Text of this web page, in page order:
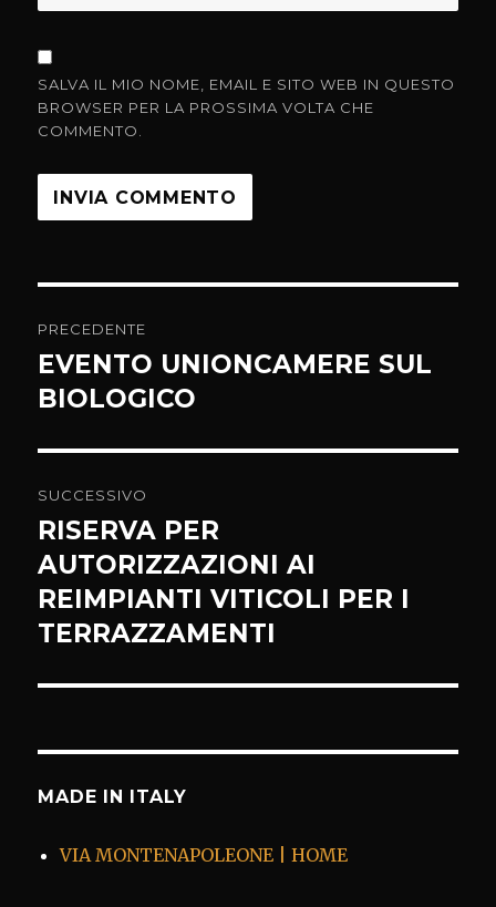
SALVA IL MIO NOME, EMAIL E SITO WEB IN QUESTO
BROWSER PER LA PROSSIMA VOLTA CHE
COMMENTO.
articoli
PRECEDENTE
Articolo
precedente:
EVENTO UNIONCAMERE SUL
BIOLOGICO
SUCCESSIVO
Articolo
successivo:
RISERVA PER
AUTORIZZAZIONI AI
REIMPIANTI VITICOLI PER I
TERRAZZAMENTI
MADE IN ITALY
VIA MONTENAPOLEONE | HOME